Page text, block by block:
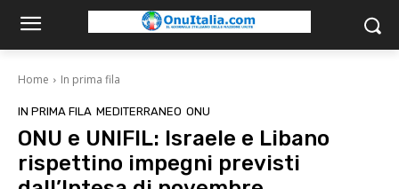
Home In prima fila
IN PRIMA FILA MEDITERRANEO ONU
ONU e UNIFIL: Israele e Libano
rispettino impegni previsti